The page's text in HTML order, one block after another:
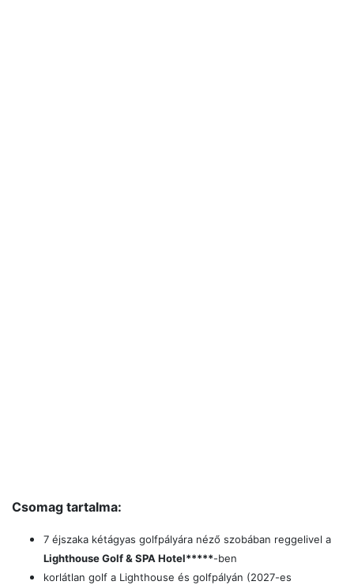
Csomag tartalma:
7 éjszaka kétágyas golfpályára néző szobában reggelivel a
Lighthouse Golf & SPA Hotel*****-ben
korlátlan golf a Lighthouse és golfpályán (2027-es